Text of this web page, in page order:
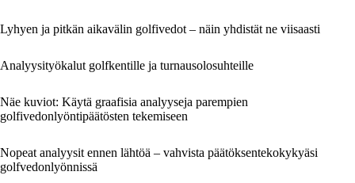
Lyhyen ja pitkän aikavälin golfivedot – näin yhdistät ne viisaasti
Analyysityökalut golfkentille ja turnausolosuhteille
Näe kuviot: Käytä graafisia analyyseja parempien
golfivedonlyöntipäätösten tekemiseen
Nopeat analyysit ennen lähtöä – vahvista päätöksentekokykyäsi
golfvedonlyönnissä